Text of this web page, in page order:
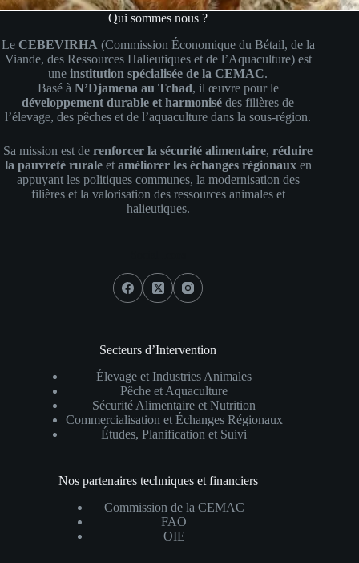
Qui sommes nous ?
Le CEBEVIRHA (Commission Économique du Bétail, de la
Viande, des Ressources Halieutiques et de l’Aquaculture) est
uneinstitution spécialisée de la CEMAC.
Basé à N’Djamena au Tchad, il œuvre pour le
développement durable et harmonisé des filières de
l’élevage, des pêches et de l’aquaculture dans la sous-région.
Sa mission est derenforcer la sécurité alimentaire,réduire
la pauvreté ruraleet améliorer les échanges régionauxen
appuyant les politiques communes, la modernisation des
filières et la valorisation des ressources animales et
halieutiques.
Secteurs d’Intervention
Élevage et Industries Animales
Pêche et Aquaculture
Sécurité Alimentaire et Nutrition
Commercialisation et Échanges Régionaux
Études, Planification et Suivi
Nos partenaires techniques et financiers
Commission de la CEMAC
FAO
OIE